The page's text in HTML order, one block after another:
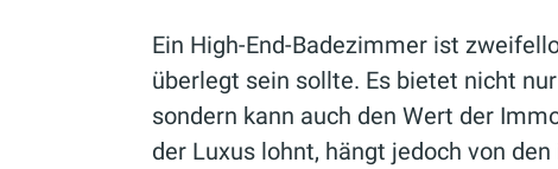
Ein High-End-Badezimmer ist
überlegt sein sollte. Es bietet nicht
sondern kann auch den Wert der
der Luxus lohnt, hängt jedoch von